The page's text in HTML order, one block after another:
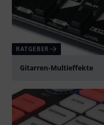
RATGEBER
Gitarren-Multieffekte